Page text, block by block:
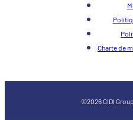
Charte de
©2026 CIDI